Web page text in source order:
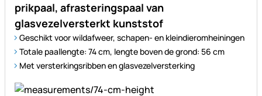
prikpaal, afrasteringspaal van
glasvezelversterkt kunststof
Geschikt voor wildafweer, schapen- en kleindieromheiningen
Totale paallengte: 74 cm, lengte boven de grond: 56 cm
Met versterkingsribben en glasvezelversterking